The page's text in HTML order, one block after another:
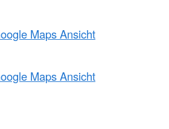
Maps Ansicht
Maps Ansicht